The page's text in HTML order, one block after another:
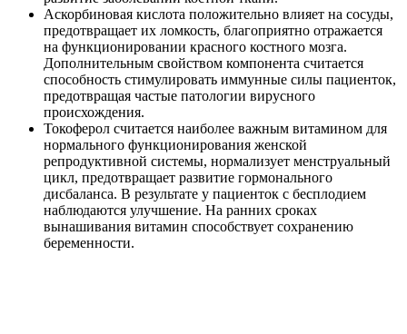
Аскорбиновая кислота положительно влияет на сосуды,
предотвращает их ломкость, благоприятно отражается
на функционировании красного костного мозга.
Дополнительным свойством компонента считается
способность стимулировать иммунные силы пациенток,
предотвращая частые патологии вирусного
происхождения.
Токоферол считается наиболее важным витамином для
нормального функционирования женской
репродуктивной системы, нормализует менструальный
цикл, предотвращает развитие гормонального
дисбаланса. В результате у пациенток с бесплодием
наблюдаются улучшение. На ранних сроках
вынашивания витамин способствует сохранению
беременности.